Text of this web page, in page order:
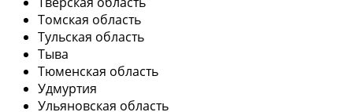
Томская область
Тульская область
Тыва
Тюменская область
Удмуртия
Ульяновская область